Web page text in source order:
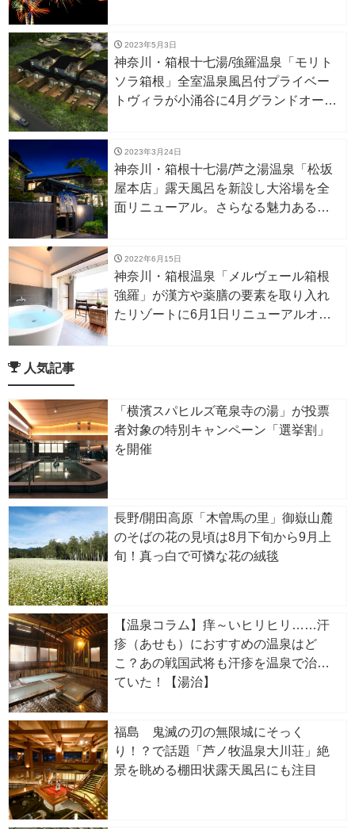
2023年5月3日
神奈川・箱根十七湯/強羅温泉「モリト
ソラ箱根」全室温泉風呂付プライベー
トヴィラが小涌谷に4月グランドオープ
2023年3月24日
神奈川・箱根十七湯/芦之湯温泉「松坂
屋本店」露天風呂を新設し大浴場を全
面リニューアル。さらなる魅力ある宿
2022年6月15日
神奈川・箱根温泉「メルヴェール箱根
強羅」が漢方や薬膳の要素を取り入れ
たリゾートに6月1日リニューアルオー
人気記事
「横濱スパヒルズ竜泉寺の湯」が投票
者対象の特別キャンペーン「選挙割」
を開催
長野/開田高原「木曽馬の里」御嶽山麓
のそばの花の見頃は8月下旬から9月上
旬！真っ白で可憐な花の絨毯
【温泉コラム】痒～いヒリヒリ……汗
疹（あせも）におすすめの温泉はど
こ？あの戦国武将も汗疹を温泉で治し
ていた！【湯治】
福島 鬼滅の刃の無限城にそっく
り！？で話題「芦ノ牧温泉大川荘」絶
景を眺める棚田状露天風呂にも注目